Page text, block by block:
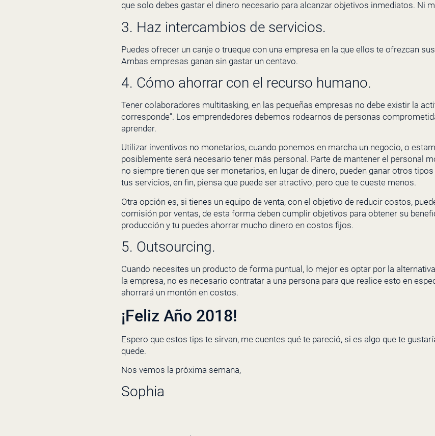
que solo debes gastar el dinero necesario para alcanzar objetivos inmediatos. Ni
3. Haz intercambios de servicios.
Puedes ofrecer un canje o trueque con una empresa en la que ellos te ofrezcan
Ambas empresas ganan sin gastar un centavo.
4. Cómo ahorrar con el recurso humano.
Tener colaboradores multitasking, en las pequeñas empresas no debe existir la
corresponde”. Los emprendedores debemos rodearnos de personas
aprender.
Utilizar inventivos no monetarios, cuando ponemos en marcha un negocio, o
posiblemente será necesario tener más personal. Parte de mantener el personal
no siempre tienen que ser monetarios, en lugar de dinero, pueden ganar otros
tus servicios, en fin, piensa que puede ser atractivo, pero que te cueste menos.
Otra opción es, si tienes un equipo de venta, con el objetivo de reducir costos,
comisión por ventas, de esta forma deben cumplir objetivos para obtener su
producción y tu puedes ahorrar mucho dinero en costos fijos.
5. Outsourcing.
Cuando necesites un producto de forma puntual, lo mejor es optar por la
la empresa, no es necesario contratar a una persona para que realice esto en
ahorrará un montón en costos.
¡Feliz Año 2018!
Espero que estos tips te sirvan, me cuentes qué te pareció, si es algo que te
quede.
Nos vemos la próxima semana,
Sophia